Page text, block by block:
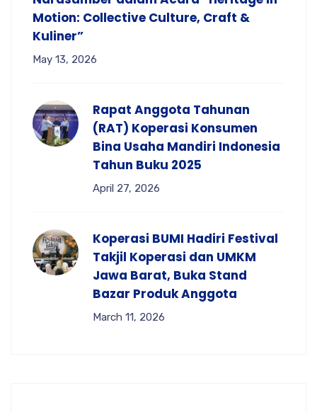
Motion: Collective Culture, Craft &
Kuliner”
May 13, 2026
Rapat Anggota Tahunan
(RAT) Koperasi Konsumen
Bina Usaha Mandiri Indonesia
Tahun Buku 2025
April 27, 2026
Koperasi BUMI Hadiri Festival
Takjil Koperasi dan UMKM
Jawa Barat, Buka Stand
Bazar Produk Anggota
March 11, 2026